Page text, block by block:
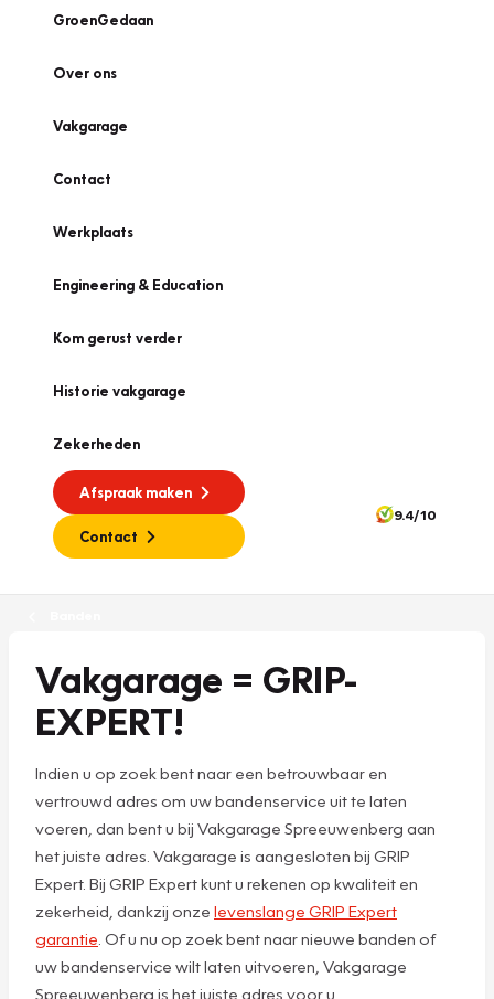
GroenGedaan
Over ons
Vakgarage
Contact
Werkplaats
Engineering & Education
Kom gerust verder
Historie vakgarage
Zekerheden
Afspraak maken
Contact
9.4/10
Vakgarage = GRIP-
EXPERT!
Indien u op zoek bent naar een betrouwbaar en
vertrouwd adres om uw bandenservice uit te laten
voeren, dan bent u bij Vakgarage Spreeuwenberg aan
het juiste adres. Vakgarage is aangesloten bij GRIP
Expert. Bij GRIP Expert kunt u rekenen op kwaliteit en
zekerheid, dankzij onze levenslange GRIP Expert
garantie . Of u nu op zoek bent naar nieuwe banden of
uw bandenservice wilt laten uitvoeren, Vakgarage
Spreeuwenberg is het juiste adres voor u.